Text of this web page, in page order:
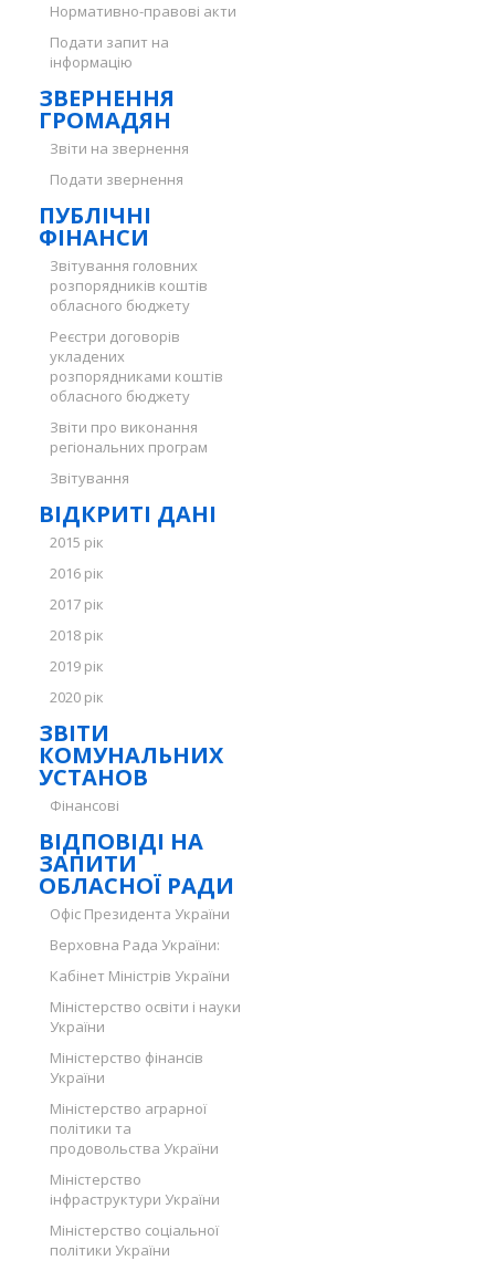
Нормативно-правові акти
Подати запит на
інформацію
ЗВЕРНЕННЯ
ГРОМАДЯН
Звіти на звернення
Подати звернення
ПУБЛІЧНІ
ФІНАНСИ
Звітування головних
розпорядників коштів
обласного бюджету
Реєстри договорів
укладених
розпорядниками коштів
обласного бюджету
Звіти про виконання
регіональних програм
Звітування
ВІДКРИТІ ДАНІ
2015 рік
2016 рік
2017 рік
2018 рік
2019 рік
2020 рік
ЗВІТИ
КОМУНАЛЬНИХ
УСТАНОВ
Фінансові
ВІДПОВІДІ НА
ЗАПИТИ
ОБЛАСНОЇ РАДИ
Офіс Президента України
Верховна Рада України:
Кабінет Міністрів України
Міністерство освіти і науки
України
Міністерство фінансів
України
Міністерство аграрної
політики та
продовольства України
Міністерство
інфраструктури України
Міністерство соціальної
політики України